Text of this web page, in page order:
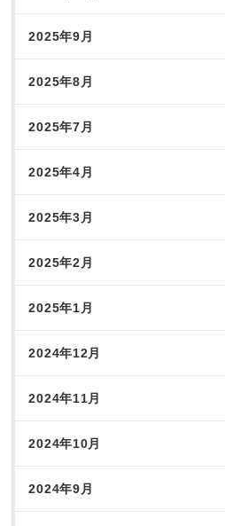
2025年9月
2025年8月
2025年7月
2025年4月
2025年3月
2025年2月
2025年1月
2024年12月
2024年11月
2024年10月
2024年9月